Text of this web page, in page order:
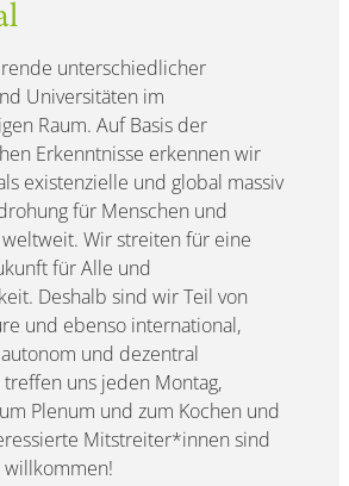
unterschiedlicher
Universitäten im
Raum. Auf Basis der
Erkenntnisse erkennen wir
existenzielle und global massiv
für Menschen und
Wir streiten für eine
für Alle und
Deshalb sind wir Teil von
und ebenso international,
und dezentral
uns jeden Montag,
Plenum und zum Kochen und
Mitstreiter*innen sind